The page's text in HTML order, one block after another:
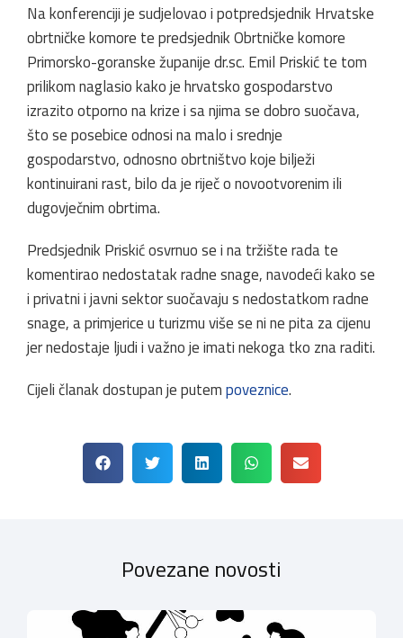
Na konferenciji je sudjelovao i potpredsjednik Hrvatske
obrtničke komore te predsjednik Obrtničke komore
Primorsko-goranske županije dr.sc. Emil Priskić te tom
prilikom naglasio kako je hrvatsko gospodarstvo
izrazito otporno na krize i sa njima se dobro suočava,
što se posebice odnosi na malo i srednje
gospodarstvo, odnosno obrtništvo koje bilježi
kontinuirani rast, bilo da je riječ o novootvorenim ili
dugovječnim obrtima.
Predsjednik Priskić osvrnuo se i na tržište rada te
komentirao nedostatak radne snage, navodeći kako se
i privatni i javni sektor suočavaju s nedostatkom radne
snage, a primjerice u turizmu više se ni ne pita za cijenu
jer nedostaje ljudi i važno je imati nekoga tko zna raditi.
Cijeli članak dostupan je putempoveznice.
Povezane novosti